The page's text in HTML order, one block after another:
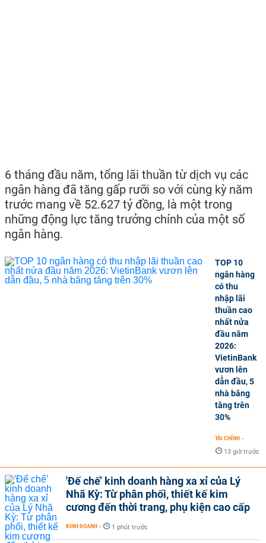
6 tháng đầu năm, tổng lãi thuần từ dịch vụ các
ngân hàng đã tăng gấp rưỡi so với cùng kỳ năm
trước mang về 52.627 tỷ đồng, là một trong
những động lực tăng trưởng chính của một số
ngân hàng.
TOP 10
ngân hàng
có thu
nhập lãi
thuần cao
nhất nửa
đầu năm
2026:
VietinBank
vươn lên
dẫn đầu, 5
nhà băng
tăng trên
30%
TÀI CHÍNH -
13 giờ trước
'Đế chế’ kinh doanh hàng xa xỉ của Lý
Nhã Kỳ: Từ phân phối, thiết kế kim
cương đến thời trang, phụ kiện cao cấp
KINH DOANH - 1 phút trước